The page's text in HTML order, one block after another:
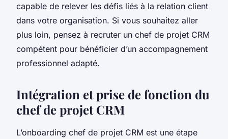
capable de relever les défis liés à la relation client
dans votre organisation. Si vous souhaitez aller
plus loin, pensez à recruter un chef de projet CRM
compétent pour bénéficier d’un accompagnement
professionnel adapté.
Intégration et prise de fonction du
chef de projet CRM
L’onboarding chef de projet CRM est une étape